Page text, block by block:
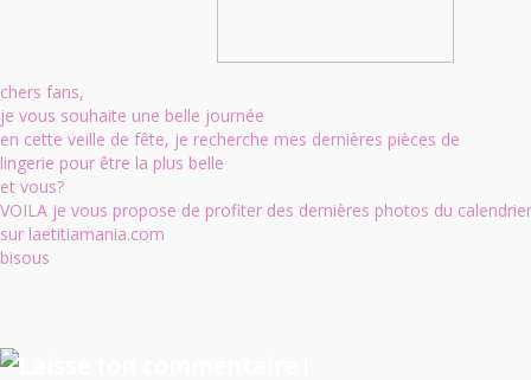
chers fans,
je vous souhaite une belle journée
en cette veille de fête, je recherche mes dernières pièces de
lingerie pour être la plus belle
et vous?
VOILA je vous propose de profiter des dernières photos du
sur laetitiamania.com
bisous